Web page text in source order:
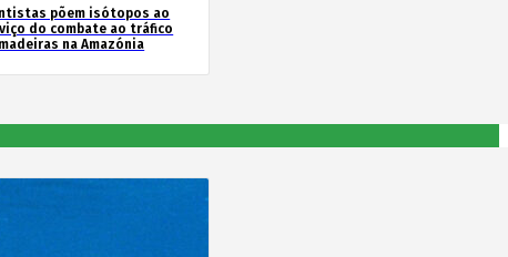
põem isótopos ao
do combate ao tráfico
na Amazónia